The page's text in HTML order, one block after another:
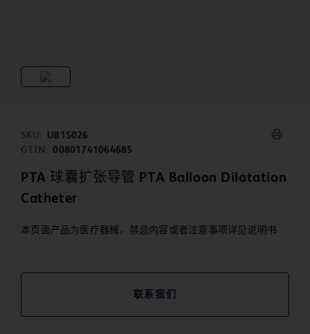
SKU:
U815026
GTIN:
00801741064685
PTA 球囊扩张导管 PTA Balloon Dilatation
Catheter
本页面产品为医疗器械，禁忌内容或者注意事项详见说明书
联系我们